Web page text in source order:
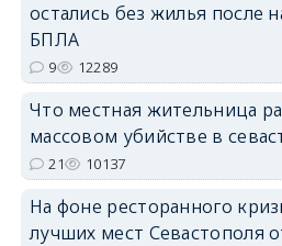
остались без жилья после
БПЛА
9 12289
Что местная жительница
массовом убийстве в
21 10137
На фоне ресторанного
лучших мест Севастополя